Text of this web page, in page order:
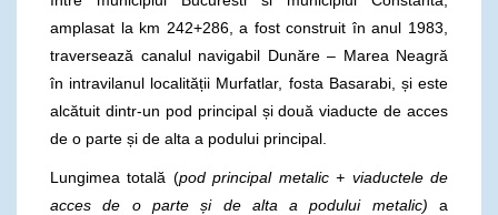
amplasat la km 242+286, a fost construit în anul 1983,
traversează canalul navigabil Dunăre – Marea Neagră
în intravilanul localității Murfatlar, fosta Basarabi, și este
alcătuit dintr-un pod principal și două viaducte de acces
de o parte și de alta a podului principal.
Lungimea totală (pod principal metalic + viaductele de
acces de o parte și de alta a podului metalic) a